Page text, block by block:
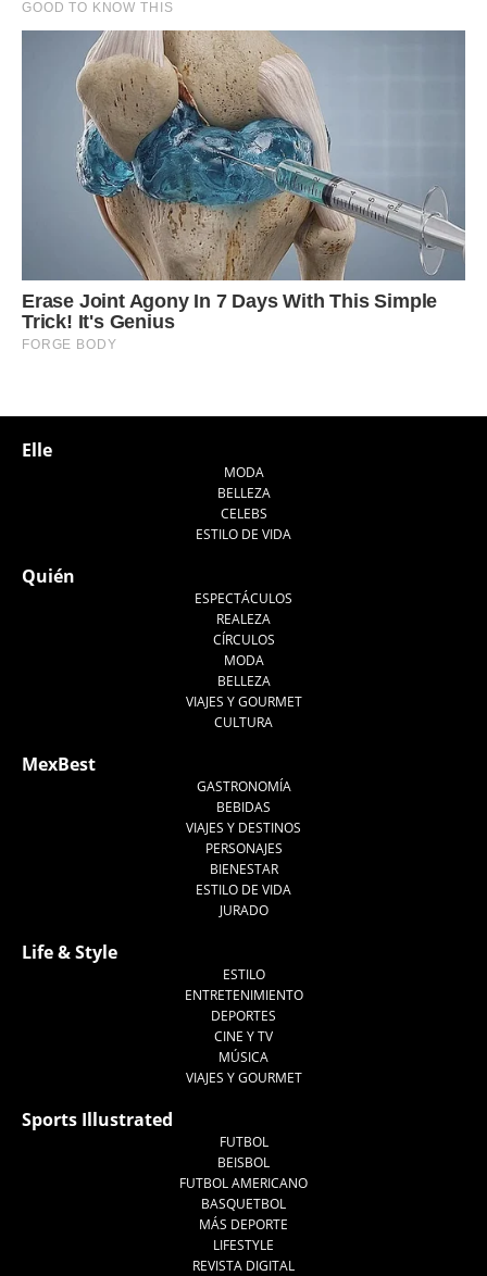
Elle
MODA
BELLEZA
CELEBS
ESTILO DE VIDA
Quién
ESPECTÁCULOS
REALEZA
CÍRCULOS
MODA
BELLEZA
VIAJES Y GOURMET
CULTURA
MexBest
GASTRONOMÍA
BEBIDAS
VIAJES Y DESTINOS
PERSONAJES
BIENESTAR
ESTILO DE VIDA
JURADO
Life & Style
ESTILO
ENTRETENIMIENTO
DEPORTES
CINE Y TV
MÚSICA
VIAJES Y GOURMET
Sports Illustrated
FUTBOL
BEISBOL
FUTBOL AMERICANO
BASQUETBOL
MÁS DEPORTE
LIFESTYLE
REVISTA DIGITAL